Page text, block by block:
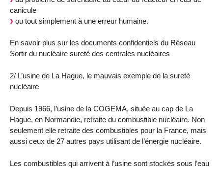
canicule
ou tout simplement à une erreur humaine.
En savoir plus sur les documents confidentiels du Réseau
Sortir du nucléaire sureté des centrales nucléaires
2/ L’usine de La Hague, le mauvais exemple de la sureté
nucléaire
Depuis 1966, l’usine de la COGEMA, située au cap de La
Hague, en Normandie, retraite du combustible nucléaire. Non
seulement elle retraite des combustibles pour la France, mais
aussi ceux de 27 autres pays utilisant de l’énergie nucléaire.
Les combustibles qui arrivent à l’usine sont stockés sous l’eau